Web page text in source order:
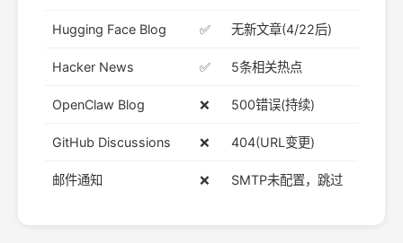
Hugging Face Blog ✅ 无新文章(4/22后)
Hacker News ✅ 5条相关热点
OpenClaw Blog ❌ 500错误(持续)
GitHub Discussions ❌ 404(URL变更)
邮件通知 ❌ SMTP未配置，跳过